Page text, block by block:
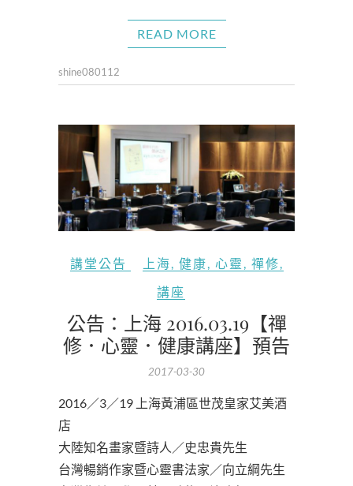
READ MORE
shine080112
講堂公告 上海, 健康, 心靈 , 禪修,
講座
公告：上海 2016.03.19【禪
修．心靈．健康講座】預告
2017-03-30
2016／3／19 上海黃浦區世茂皇家艾美酒
店
大陸知名畫家暨詩人／史忠貴先生
台灣暢銷作家暨心靈書法家／向立綱先生